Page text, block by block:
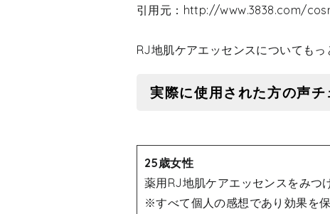
引用元：http://www.3838.com/
RJ地肌ケアエッセンスについてもっ
実際に使用された方の声チ
25歳女性
薬用RJ地肌ケアエッセンスをみつ
※すべて個人の感想であり効果を